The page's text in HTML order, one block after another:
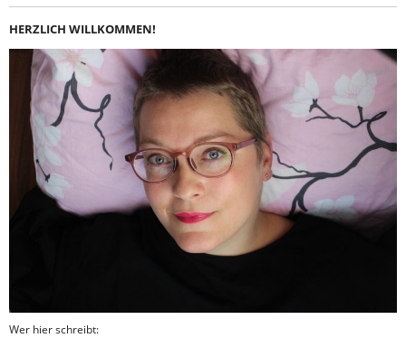
HERZLICH WILLKOMMEN!
Wer hier schreibt: